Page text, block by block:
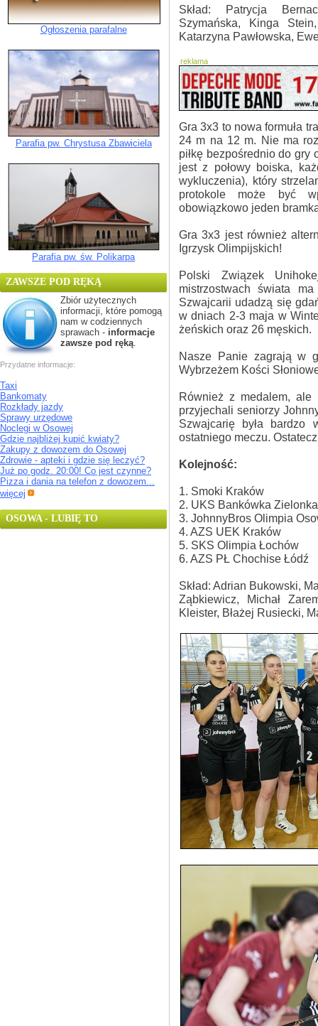
Ogłoszenia parafalne
Parafia pw. Chrystusa Zbawiciela
Parafia pw. św. Polikarpa
ZAWSZE POD RĘKĄ
Zbiór użytecznych
informacji, które pomogą
nam w codziennych
sprawach - informacje
zawsze pod ręką.
Przydatne informacje:
Taxi
Bankomaty
Rozkłady jazdy
Sprawy urzędowe
Noclegi w Osowej
Gdzie najbliżej kupić kwiaty?
Zakupy z dowozem do Osowej
Zdrowie - apteki i gdzie się leczyć?
Już po godz. 20:00! Co jest czynne?
Pizza i dania na telefon z dowozem...
więcej
OSOWA - LUBIĘ TO
Skład: Patrycja
Szymańska, Kinga
Katarzyna Pawłowska,
reklama
Gra 3x3 to nowa formuła
24 m na 12 m. Nie ma
piłkę bezpośrednio do gry
jest z połowy boiska,
wykluczenia), który
protokole może być
obowiązkowo jeden
Gra 3x3 jest również
Igrzysk Olimpijskich!
Polski Związek
mistrzostwach świata
Szwajcarii udadzą się
w dniach 2-3 maja w
żeńskich oraz 26 męskich.
Nasze Panie zagrają w
Wybrzeżem Kości
Również z medalem, ale
przyjechali seniorzy
Szwajcarię była
ostatniego meczu.
Kolejność:
1. Smoki Kraków
2. UKS Bankówka Zielonka
3. JohnnyBros Olimpia
4. AZS UEK Kraków
5. SKS Olimpia Łochów
6. AZS PŁ Chochise Łódź
Skład: Adrian Bukowski,
Ząbkiewicz, Michał
Kleister, Błażej Rusiecki,